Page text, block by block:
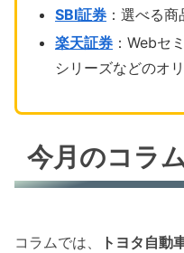
SBI証券：選べる商
楽天証券：Webセ
シリーズなどのオ
今月のコラ
コラムでは、 トヨタ自動